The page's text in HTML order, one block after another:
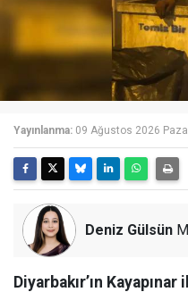
Yayınlanma: 09 Ağustos 2026
Deniz Gülsün
Diyarbakır’ın